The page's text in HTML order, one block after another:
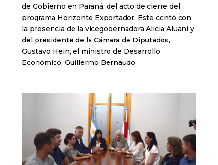
de Gobierno en Paraná, del acto de cierre del
programa Horizonte Exportador. Este contó con
la presencia de la vicegobernadora Alicia Aluani y
del presidente de la Cámara de Diputados,
Gustavo Hein, el ministro de Desarrollo
Económico, Guillermo Bernaudo.